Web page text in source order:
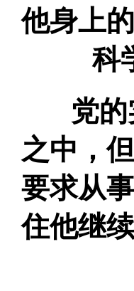
他身上
科
党的
之中，
要求从
住他继